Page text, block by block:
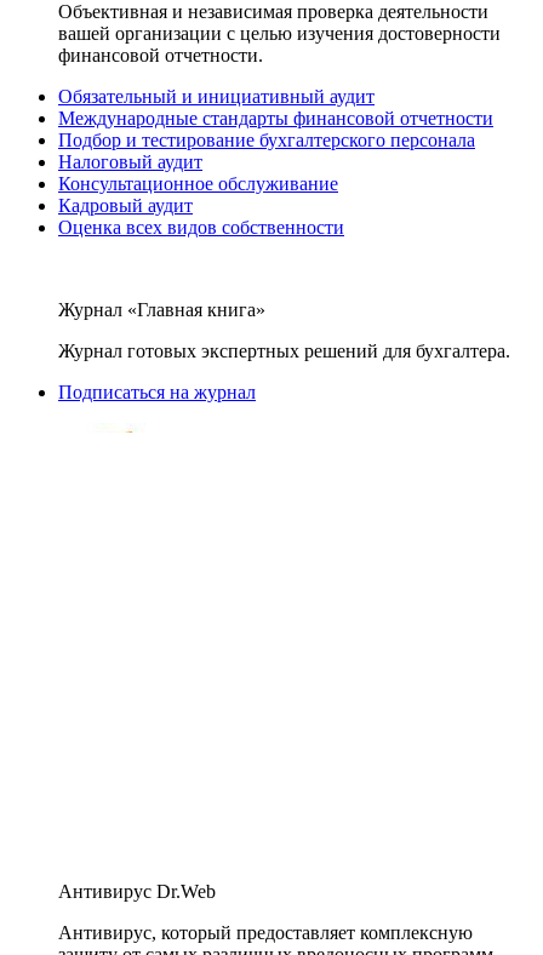
Объективная и независимая проверка деятельности
вашей организации с целью изучения достоверности
финансовой отчетности.
Обязательный и инициативный аудит
Международные стандарты финансовой отчетности
Подбор и тестирование бухгалтерского персонала
Налоговый аудит
Консультационное обслуживание
Кадровый аудит
Оценка всех видов собственности
Журнал «Главная книга»
Журнал готовых экспертных решений для бухгалтера.
Подписаться на журнал
Антивирус Dr.Web
Антивирус, который предоставляет комплексную